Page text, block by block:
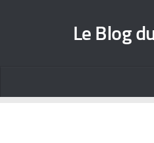
Le Blog